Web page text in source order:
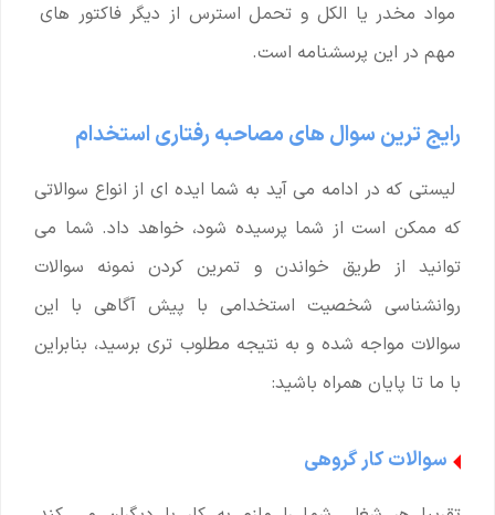
مواد مخدر یا الکل و تحمل استرس از دیگر فاکتور های
مهم در این پرسشنامه است.
رایج ترین سوال های مصاحبه رفتاری استخدام
لیستی که در ادامه می آید به شما ایده ای از انواع سوالاتی
که ممکن است از شما پرسیده شود، خواهد داد. شما می
توانید از طریق خواندن و تمرین کردن نمونه سوالات
روانشناسی شخصیت استخدامی با پیش آگاهی با این
سوالات مواجه شده و به نتیجه مطلوب تری برسید، بنابراین
با ما تا پایان همراه باشید:
سوالات کار گروهی